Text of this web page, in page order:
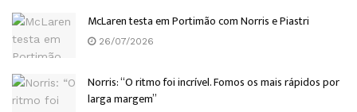
McLaren testa em Portimão com Norris e Piastri
26/07/2026
Norris: “O ritmo foi incrível. Fomos os mais rápidos por
larga margem”